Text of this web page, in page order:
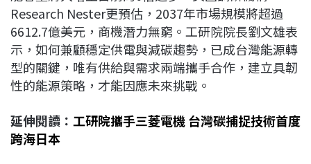
Research Nester更預估，2037年市場規模將超過
6612.7億美元，商機潛力無窮。工研院院長劉文雄表
示，如何兼顧穩定供電與減碳趨勢，已成台灣能源轉
型的關鍵，唯有供給與需求兩端攜手合作，建立具韌
性的能源策略，才能因應未來挑戰。
延伸閱讀： 工研院攜手三菱電機 台灣碳捕捉技術首度
跨海日本